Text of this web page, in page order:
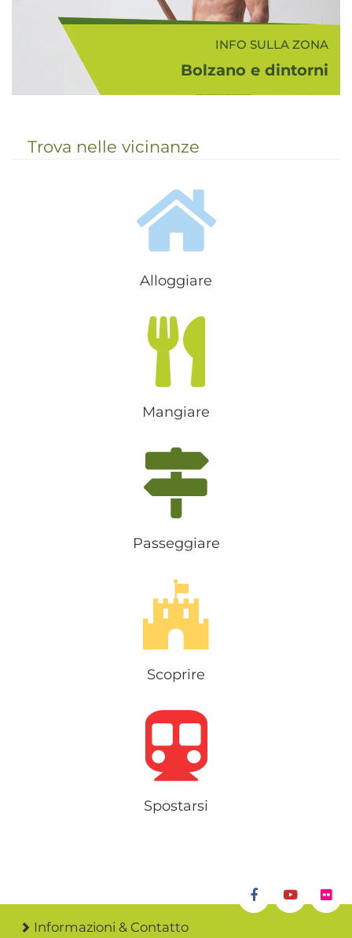
INFO SULLA ZONA
Bolzano e dintorni
sempre una zona di passaggio tra
nord e sud, in cui si sono incontrate
romana e quella te...
Trova nelle vicinanze
Alloggiare
Mangiare
Passeggiare
Scoprire
Spostarsi
Informazioni & Contatto